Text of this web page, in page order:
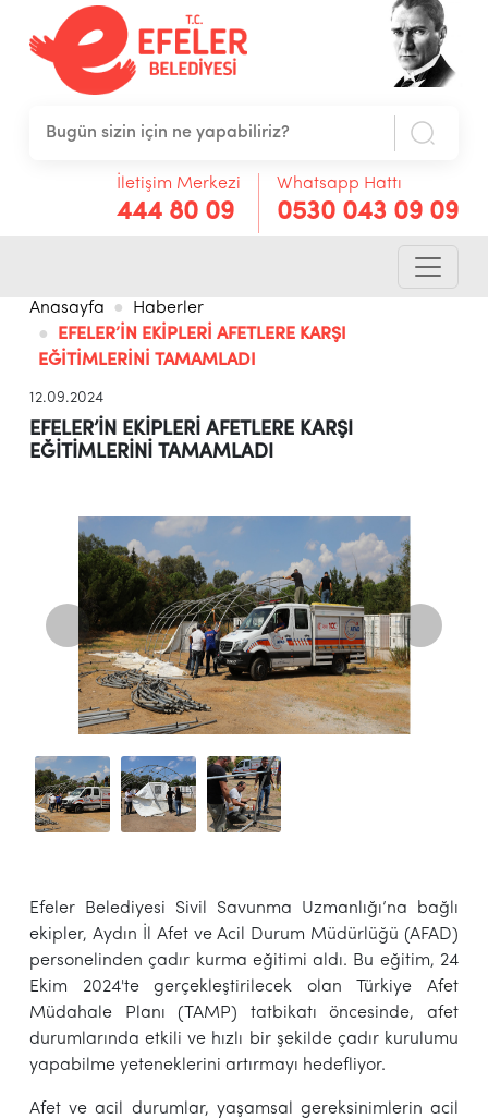
İletişim Merkezi
444 80 09
Whatsapp Hattı
0530 043 09 09
Anasayfa
Haberler
EFELER’İN EKİPLERİ AFETLERE KARŞI
EĞİTİMLERİNİ TAMAMLADI
12.09.2024
EFELER’İN EKİPLERİ AFETLERE KARŞI
EĞİTİMLERİNİ TAMAMLADI
Efeler Belediyesi Sivil Savunma Uzmanlığı’na bağlı
ekipler, Aydın İl Afet ve Acil Durum Müdürlüğü (AFAD)
personelinden çadır kurma eğitimi aldı. Bu eğitim, 24
Ekim 2024'te gerçekleştirilecek olan Türkiye Afet
Müdahale Planı (TAMP) tatbikatı öncesinde, afet
durumlarında etkili ve hızlı bir şekilde çadır kurulumu
yapabilme yeteneklerini artırmayı hedefliyor.
Afet ve acil durumlar, yaşamsal gereksinimlerin acil